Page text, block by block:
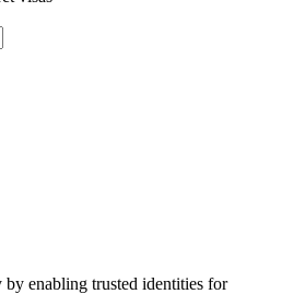
by enabling trusted identities for